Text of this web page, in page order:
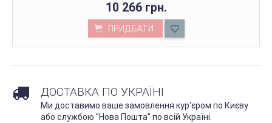
10 266 грн.
ПРИДБАТИ
ДОСТАВКА ПО УКРАЇНІ
Ми доставимо ваше замовлення кур'єром по Києву
або службою "Нова Пошта" по всій Україні.